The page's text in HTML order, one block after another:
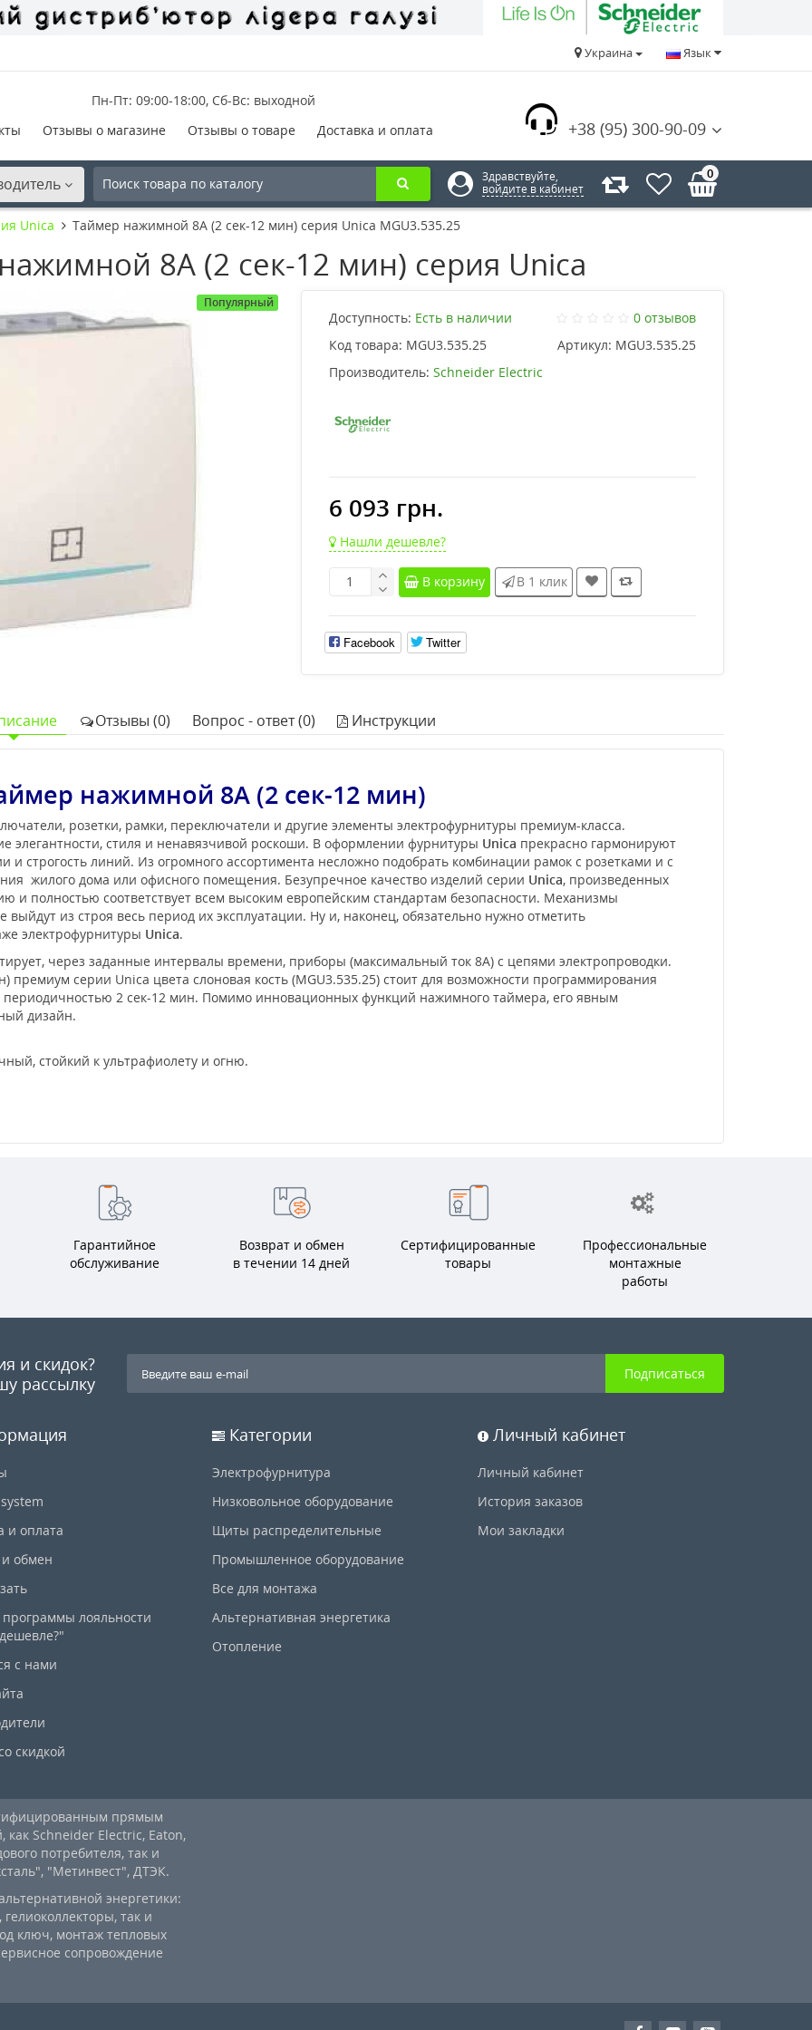
Язык
Украина
+38 (95) 300-90-09
Пн-Пт: 09:00-18:00, Сб-Вс: выходной
Отзывы о магазине Отзывы о товаре Доставка и оплата
Здравствуйте,
войдите в кабинет
0
Unica Таймер нажимной 8А (2 сек-12 мин) серия Unica MGU3.535.25
8А (2 сек-12 мин) серия Unica
Популярный
Доступность: Есть в наличии
0 отзывов
Код товара: MGU3.535.25 Артикул: MGU3.535.25
Производитель: Schneider Electric
6 093 грн.
Нашли дешевле?
В корзину В 1 клик
Facebook Twitter
Отзывы (0) Вопрос - ответ (0) Инструкции
нажимной 8А (2 сек-12 мин)
розетки, рамки, переключатели и другие элементы электрофурнитуры премиум-класса.
элегантности, стиля и ненавязчивой роскоши. В оформлении фурнитуры Unica прекрасно гармонируют
строгость линий. Из огромного ассортимента несложно подобрать комбинации рамок с розетками и с
жилого дома или офисного помещения. Безупречное качество изделий серии Unica, произведенных
и полностью соответствует всем высоким европейским стандартам безопасности. Механизмы
из строя весь период их эксплуатации. Ну и, наконец, обязательно нужно отметить
электрофурнитуры Unica.
через заданные интервалы времени, приборы (максимальный ток 8А) с цепями электропроводки.
серии Unica цвета слоновая кость (MGU3.535.25) стоит для возможности программирования
периодичностью 2 сек-12 мин. Помимо инновационных функций нажимного таймера, его явным
дизайн.
стойкий к ультрафиолету и огню.
Гарантийное
обслуживание
Возврат и обмен
в течении 14 дней
Сертифицированные
товары
Профессиональные
монтажные
работы
и скидок?
рассылку
Подписаться
и оплата
обмен
лояльности
с нами
скидкой
Категории
Электрофурнитура
Низковольное оборудование
Щиты распределительные
Промышленное оборудование
Все для монтажа
Альтернативная энергетика
Отопление
Личный кабинет
Личный кабинет
История заказов
Мои закладки
прямым
Schneider Electric, Eaton,
потребителя, так и
"Метинвест", ДТЭК.
энергетики:
так и
ключ, монтаж тепловых
сопровождение